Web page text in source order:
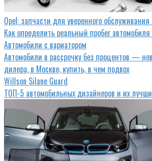
Opel: запчасти для уверенного
Как определить реальный пробег
Автомобили с вариатором
Автомобили в рассрочку без процентов —
дилера, в Москве, купить, в чем подвох
Willson Silane Guard
ТОП-5 автомобильных дизайнеров и их